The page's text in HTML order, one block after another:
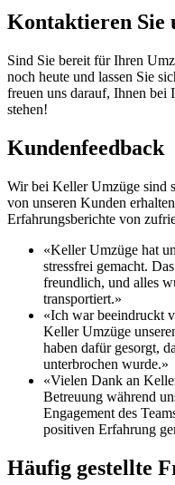
Kontaktieren Sie
Sind Sie bereit für Ihren
noch heute und lassen Sie
freuen uns darauf, Ihnen bei
stehen!
Kundenfeedback
Wir bei Keller Umzüge sind
von unseren Kunden
Erfahrungsberichte von
«Keller Umzüge hat
stressfrei gemacht.
freundlich, und alles
transportiert.»
«Ich war beeindruckt
Keller Umzüge
haben dafür gesorgt,
unterbrochen wurde.»
«Vielen Dank an
Betreuung während
Engagement des
positiven Erfahrung
Häufig gestellte